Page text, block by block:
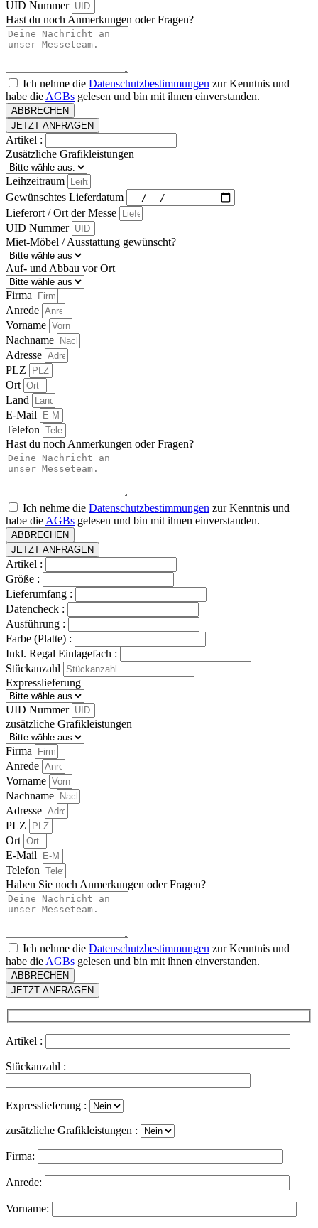
UID Nummer
Hast du noch Anmerkungen oder Fragen?
Ich nehme die Datenschutzbestimmungen zur Kenntnis und
habe die AGBs gelesen und bin mit ihnen einverstanden.
ABBRECHEN
JETZT ANFRAGEN
Artikel :
Zusätzliche Grafikleistungen
Leihzeitraum
Gewünschtes Lieferdatum
Lieferort / Ort der Messe
UID Nummer
Miet-Möbel / Ausstattung gewünscht?
Auf- und Abbau vor Ort
Firma
Anrede
Vorname
Nachname
Adresse
PLZ
Ort
Land
E-Mail
Telefon
Hast du noch Anmerkungen oder Fragen?
Ich nehme die Datenschutzbestimmungen zur Kenntnis und
habe die AGBs gelesen und bin mit ihnen einverstanden.
ABBRECHEN
JETZT ANFRAGEN
Artikel :
Größe :
Lieferumfang :
Datencheck :
Ausführung :
Farbe (Platte) :
Inkl. Regal Einlagefach :
Stückanzahl
Expresslieferung
UID Nummer
zusätzliche Grafikleistungen
Firma
Anrede
Vorname
Nachname
Adresse
PLZ
Ort
E-Mail
Telefon
Haben Sie noch Anmerkungen oder Fragen?
Ich nehme die Datenschutzbestimmungen zur Kenntnis und
habe die AGBs gelesen und bin mit ihnen einverstanden.
ABBRECHEN
JETZT ANFRAGEN
Artikel :
Stückanzahl :
Expresslieferung :
zusätzliche Grafikleistungen :
Firma:
Anrede:
Vorname: